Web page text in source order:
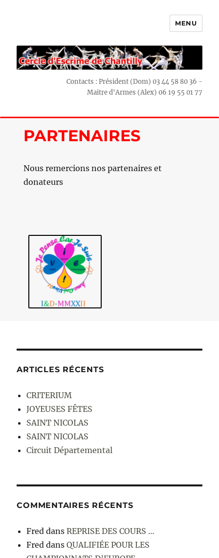
MENU
Contacts : Président (Dom) 03 44 58 80 36 -
Maitre d'Armes (Alex) 06 19 55 01 77
PARTENAIRES
Nous remercions nos partenaires et
donateurs
ARTICLES RÉCENTS
CRITERIUM
JOYEUSES FÊTES
SAINT NICOLAS
SAINT NICOLAS
Circuit Départemental
COMMENTAIRES RÉCENTS
Fred dansREPRISE DES COURS …
Fred dansQUALIFIÉE POUR LES